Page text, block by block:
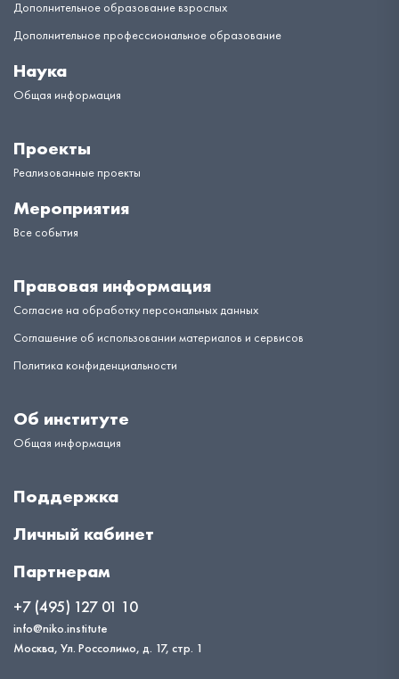
Дополнительное образование взрослых
Дополнительное профессиональное образование
Наука
Общая информация
Проекты
Реализованные проекты
Мероприятия
Все события
Правовая информация
Согласие на обработку персональных данных
Соглашение об использовании материалов и сервисов
Политика конфиденциальности
Об институте
Общая информация
Поддержка
Личный кабинет
Партнерам
+7 (495) 127 01 10
info@niko.institute
Москва, Ул. Россолимо, д. 17, стр. 1